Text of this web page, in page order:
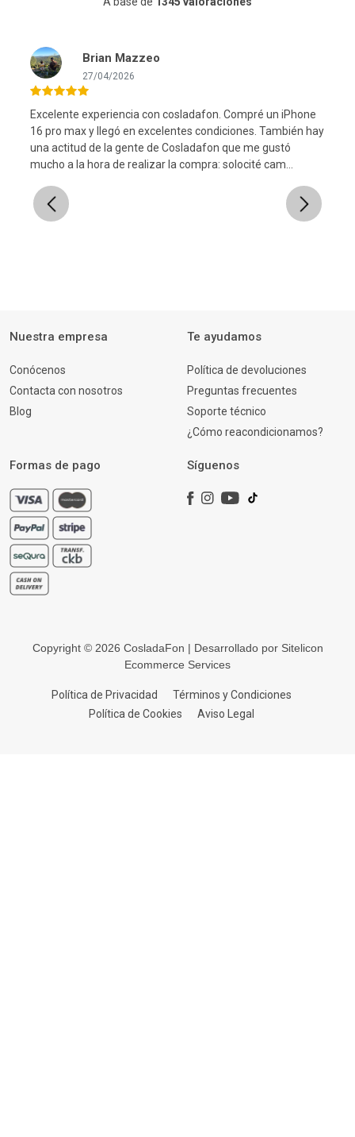
Previous
Brian Mazzeo
27/04/2026
Excelente experiencia con cosladafon. Compré un iPhone
16 pro max y llegó en excelentes condiciones. También hay
una actitud de la gente de Cosladafon que me gustó
mucho a la hora de realizar la compra: solocité cam...
Next
Nuestra empresa
Conócenos
Contacta con nosotros
Blog
Te ayudamos
Política de devoluciones
Preguntas frecuentes
Soporte técnico
¿Cómo reacondicionamos?
Formas de pago Síguenos
Copyright © 2026 CosladaFon | Desarrollado por Sitelicon
Ecommerce Services
Política de Privacidad
Términos y Condiciones
Política de Cookies
Aviso Legal